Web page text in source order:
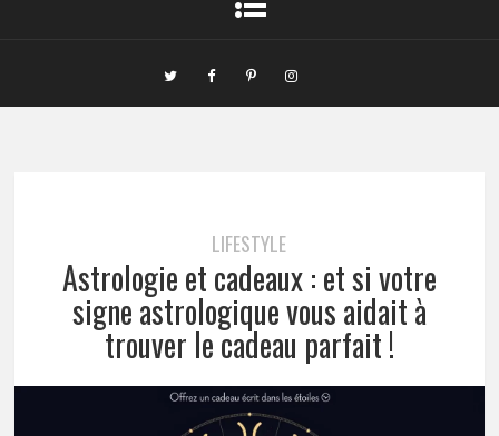
LIFESTYLE
Astrologie et cadeaux : et si votre
signe astrologique vous aidait à
trouver le cadeau parfait !